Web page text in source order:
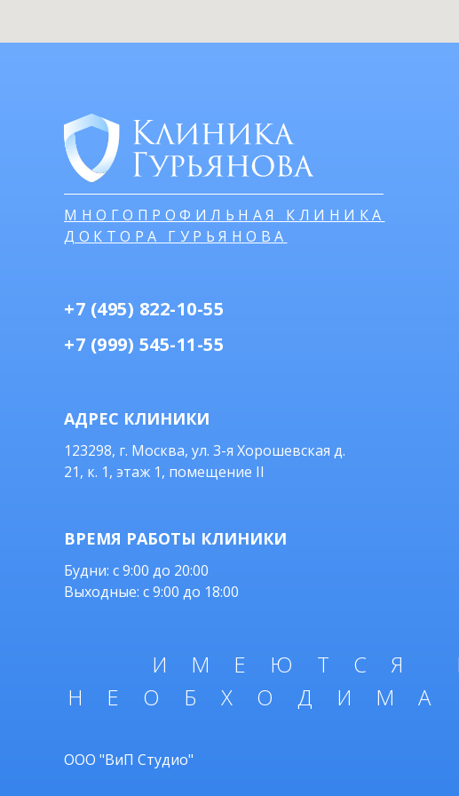
МНОГОПРОФИЛЬНАЯ КЛИНИКА
ДОКТОРА ГУРЬЯНОВА
ИМЕЮТСЯ
ООО "ВиП Студио"
АДРЕС КЛИНИКИ
123298, г. Москва, ул. 3-я Хорошевская д.
21, к. 1, этаж 1, помещение II
Будни: с 9:00 до 20:00
Выходные: с 9:00 до 18:00
ВРЕМЯ РАБОТЫ КЛИНИКИ
+7 (495) 822-10-55
+7 (999) 545-11-55